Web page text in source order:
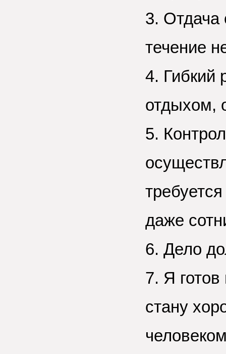
3. Отдача
течение
4. Гибкий
отдыхом,
5.
даже
6. Дело
7. Я
стану